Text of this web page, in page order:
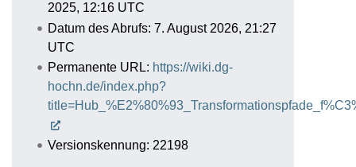
2025, 12:16 UTC
Datum des Abrufs: 7. August 2026, 21:27
UTC
Permanente URL: https://wiki.dg-
hochn.de/index.php?
Versionskennung: 22198